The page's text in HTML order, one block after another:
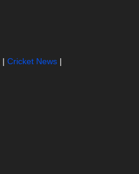
| Cricket News |